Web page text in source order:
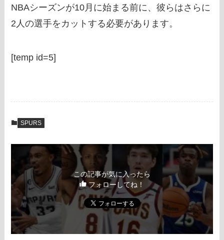
NBAシーズンが10月に始まる前に、彼らはさらに
2人の選手をカットする必要があります。
[temp id=5]
SPURS
この記事が気に入ったら
フォローしてね！